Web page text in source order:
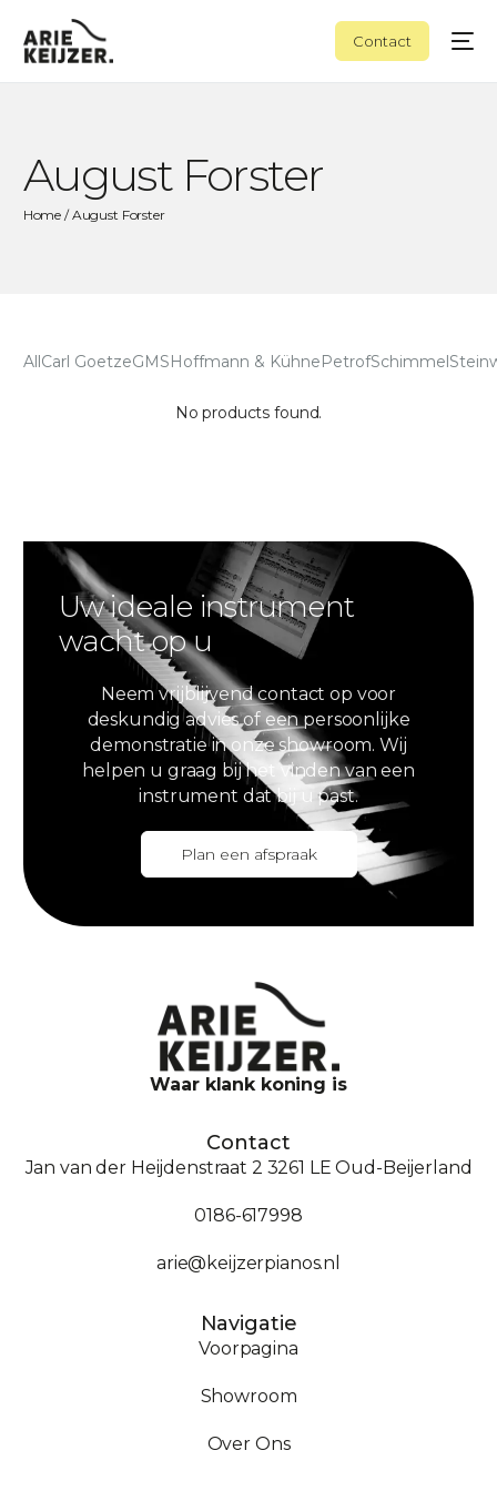
Contact
August Forster
Home / August Forster
AllCarl GoetzeGMSHoffmann & KühnePetrofSchimmel
No products found.
Uw ideale instrument
wacht op u
Neem vrijblijvend contact op voor
deskundig advies of een persoonlijke
demonstratie in onze showroom. Wij
helpen u graag bij het vinden van een
instrument dat bij u past.
Plan een afspraak
Waar klank koning is
Contact
Jan van der Heijdenstraat 2 3261 LE Oud-Beijerland
0186-617998
arie@keijzerpianos.nl
Navigatie
Voorpagina
Showroom
Over Ons